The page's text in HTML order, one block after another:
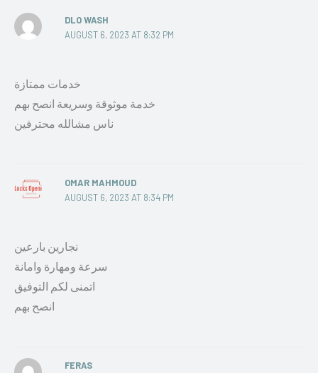
DLO WASH
AUGUST 6, 2023 AT 8:32 PM
خدمات ممتازة
خدمة موثوقة وسريعة انصح بهم
ناس مشالله محترفين
OMAR MAHMOUD
AUGUST 6, 2023 AT 8:34 PM
نجارين بارعين
سرعة ومهارة وامانة
اتمنى لكم التوفيق
انصح بهم
FERAS